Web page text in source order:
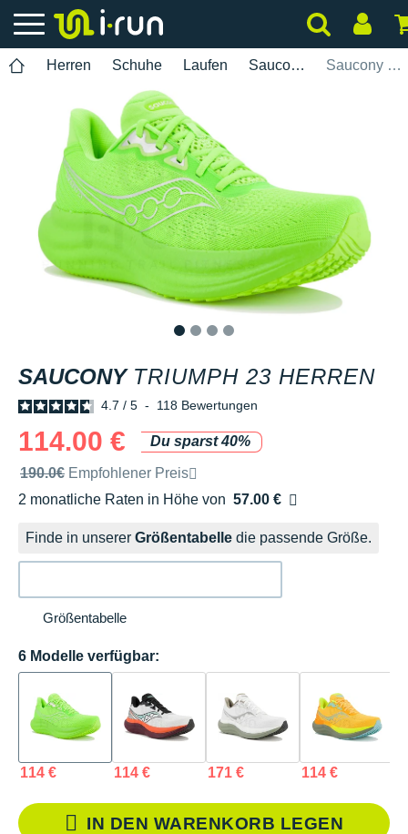
Herren Schuhe Laufen Saucony Saucony Triumph 23 Herren
SAUCONY TRIUMPH 23 HERREN
4.7 / 5 - 118 Bewertungen
114.00 €
Du sparst 40%
Unverbindliche Preisempfehlung der Marke
190.0€ Empfohlener Preis
2 monatliche Raten in Höhe von 57.00 €
Ohne Zusatzkosten
Finde in unserer Größentabelle die passende Größe.
Größentabelle
6 Modelle verfügbar:
114 € 114 € 171 € 114 €
IN DEN WARENKORB LEGEN